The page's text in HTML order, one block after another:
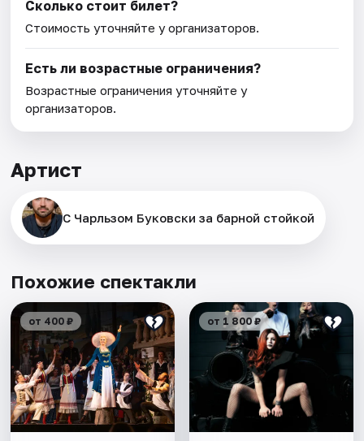
Сколько стоит билет?
Стоимость уточняйте у организаторов.
Есть ли возрастные ограничения?
Возрастные ограничения уточняйте у
организаторов.
Артист
С Чарльзом Буковски за барной стойкой
Похожие спектакли
от 400 ₽ от 1 800 ₽